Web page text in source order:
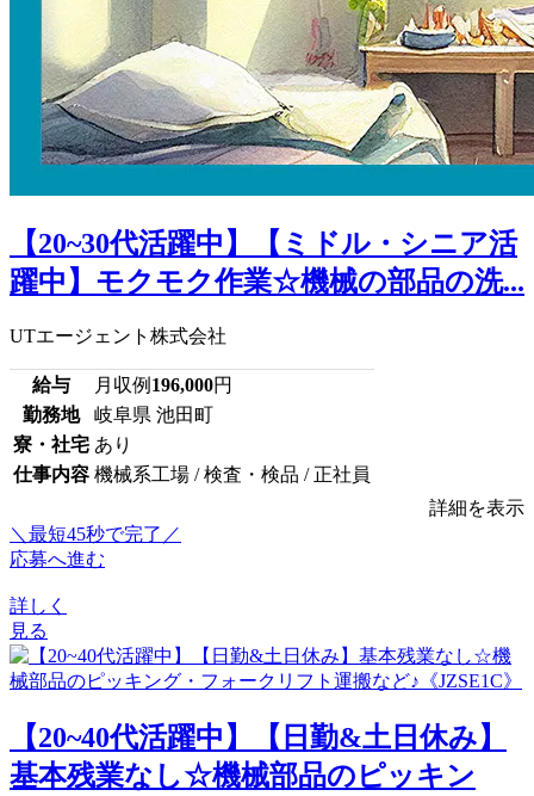
【20~30代活躍中】【ミドル・シニア活
躍中】モクモク作業☆機械の部品の洗...
UTエージェント株式会社
給与 月収例 196,000円
勤務地
岐阜県 池田町
寮・社宅 あり
仕事内容 機械系工場 / 検査・検品 / 正社員
詳細を表示
＼最短45秒で完了／
応募へ進む
詳しく
見る
【20~40代活躍中】【日勤&土日休み】
基本残業なし☆機械部品のピッキン